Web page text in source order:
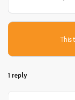
This
1 reply